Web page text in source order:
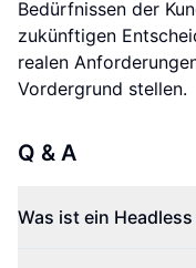
Bedürfnissen der
zukünftigen
realen
Vordergrund stellen.
Q & A
Was ist ein Headless